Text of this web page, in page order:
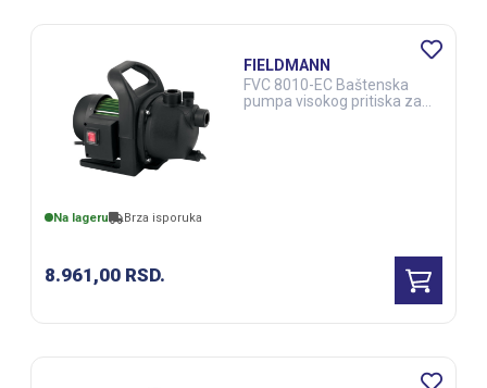
Na lageru Brza isporuka
8.961,00 RSD.
FIELDMANN
FVC 8010-EC Baštenska
pumpa visokog pritiska za